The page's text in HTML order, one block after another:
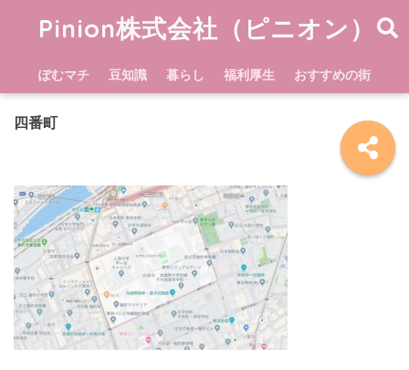
Pinion株式会社（ピニオン）
ぽむマチ 豆知識 暮らし 福利厚生 おすすめの街
四番町